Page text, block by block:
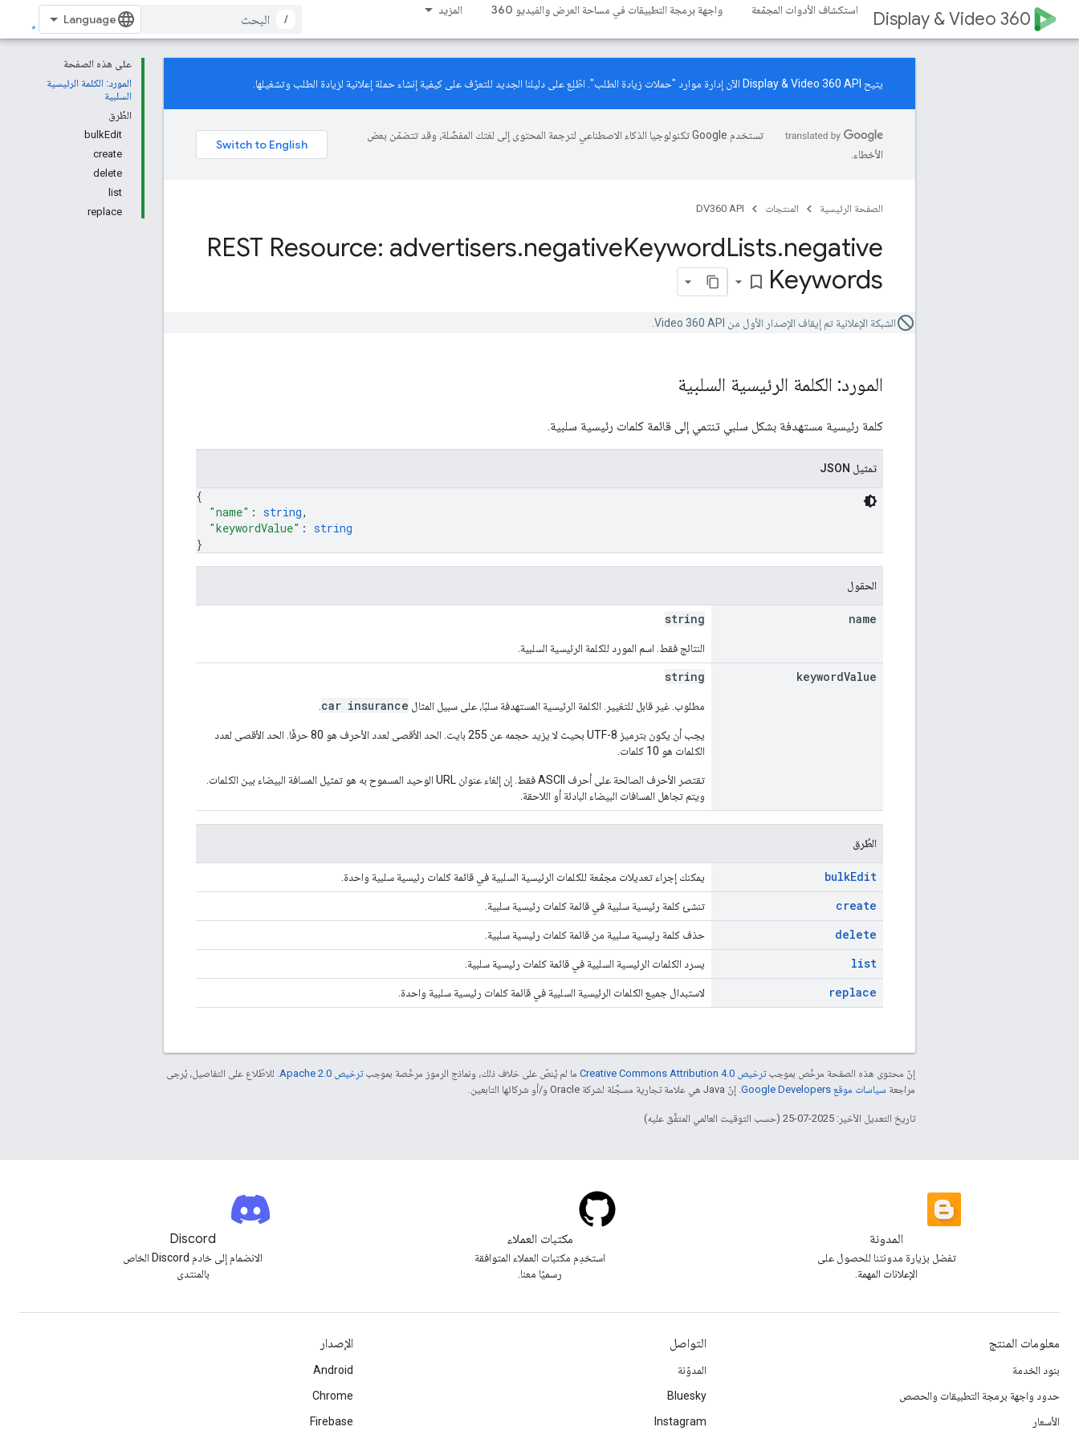
Display & Video 360 استكشاف الأدوات المجمّعة واجهة برمجة التطبيقات في مساحة العرض والفيديو 360 المزيد
/
على هذه الصفحة
المورد: الكلمة الرئيسية
السلبية
الطُرق
bulkEdit
create
delete
list
replace
يتيح Display & Video 360 API الآن إدارة موارد "حملات زيادة الطلب". اطّلِع على دليلنا الجديد للتعرّف على كيفية إنشاء حملة إعلانية لزيادة الطلب وتشغيلها.
تستخدم Google تكنولوجيا الذكاء الاصطناعي لترجمة المحتوى إلى لغتك المفضّلة، وقد تتضمّن بعض
الأخطاء.
الصفحة الرئيسية المنتجات DV360 API
REST Resource: advertisers.negativeKeywordLists.negative
Keywords
bookmark_border
الشبكة الإعلانية تم إيقاف الإصدار الأول من Video 360 API.
المورد: الكلمة الرئيسية السلبية
كلمة رئيسية مستهدفة بشكل سلبي تنتمي إلى قائمة كلمات رئيسية سلبية.
تمثيل JSON
{
"name" : string,
"keywordValue" : string
}
الحقول
name
string
النتائج فقط. اسم المورد للكلمة الرئيسية السلبية.
keywordValue
string
مطلوب. غير قابل للتغيير. الكلمة الرئيسية المستهدفة سلبًا، على سبيل المثال car insurance
يجب أن يكون بترميز UTF-8 بحيث لا يزيد حجمه عن 255 بايت. الحد الأقصى لعدد الأحرف هو 80 حرفًا. الحد الأقصى لعدد
الكلمات هو 10 كلمات.
تقتصر الأحرف الصالحة على أحرف ASCII فقط. إن إلغاء عنوان URL الوحيد المسموح به هو تمثيل المسافة البيضاء بين الكلمات.
ويتم تجاهل المسافات البيضاء البادئة أو اللاحقة.
الطُرق
bulkEdit يمكنك إجراء تعديلات مجمّعة للكلمات الرئيسية السلبية في قائمة كلمات رئيسية سلبية واحدة.
create تنشئ كلمة رئيسية سلبية في قائمة كلمات رئيسية سلبية.
delete حذف كلمة رئيسية سلبية من قائمة كلمات رئيسية سلبية.
list يسرد الكلمات الرئيسية السلبية في قائمة كلمات رئيسية سلبية.
replace لاستبدال جميع الكلمات الرئيسية السلبية في قائمة كلمات رئيسية سلبية واحدة.
إنّ محتوى هذه الصفحة مرخّص بموجبترخيص Creative Commons Attribution 4.0‏ ما لم يُنصّ على خلاف ذلك، ونماذج الرموز مرخّصة بموجبترخيص Apache 2.0‏
. للاطّلاع على التفاصيل، يُرجى
مراجعة سياسات موقع Google Developers‏ . إنّ Java هي علامة تجارية مسجَّلة لشركة Oracle و/أو شركائها التابعين.
تاريخ التعديل الأخير: 2025-07-25 (حسب التوقيت العالمي المتفَّق عليه)
المدونة
تفضل بزيارة مدونتنا للحصول على
الإعلانات المهمة.
مكتبات العملاء
استخدِم مكتبات العملاء المتوافقة
رسميًا معنا.
Discord
الانضمام إلى خادم Discord الخاص
بالمنتدى
معلومات المنتج
بنود الخدمة
حدود واجهة برمجة التطبيقات والحصص
الأسعار
التواصل
المدوّنة
Bluesky
Instagram
الإصدار
Android
Chrome
Firebase